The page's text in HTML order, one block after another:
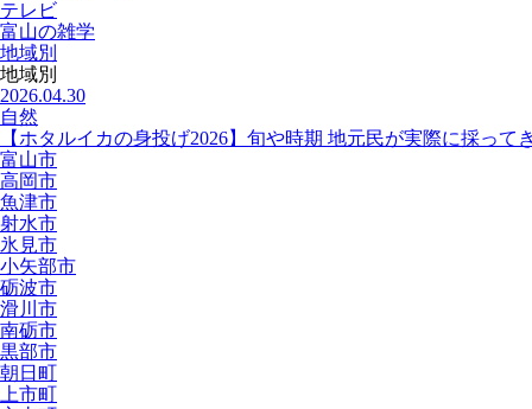
テレビ
富山の雑学
地域別
地域別
2026.04.30
自然
【ホタルイカの身投げ2026】旬や時期 地元民が実際に採って
富山市
高岡市
魚津市
射水市
氷見市
小矢部市
砺波市
滑川市
南砺市
黒部市
朝日町
上市町